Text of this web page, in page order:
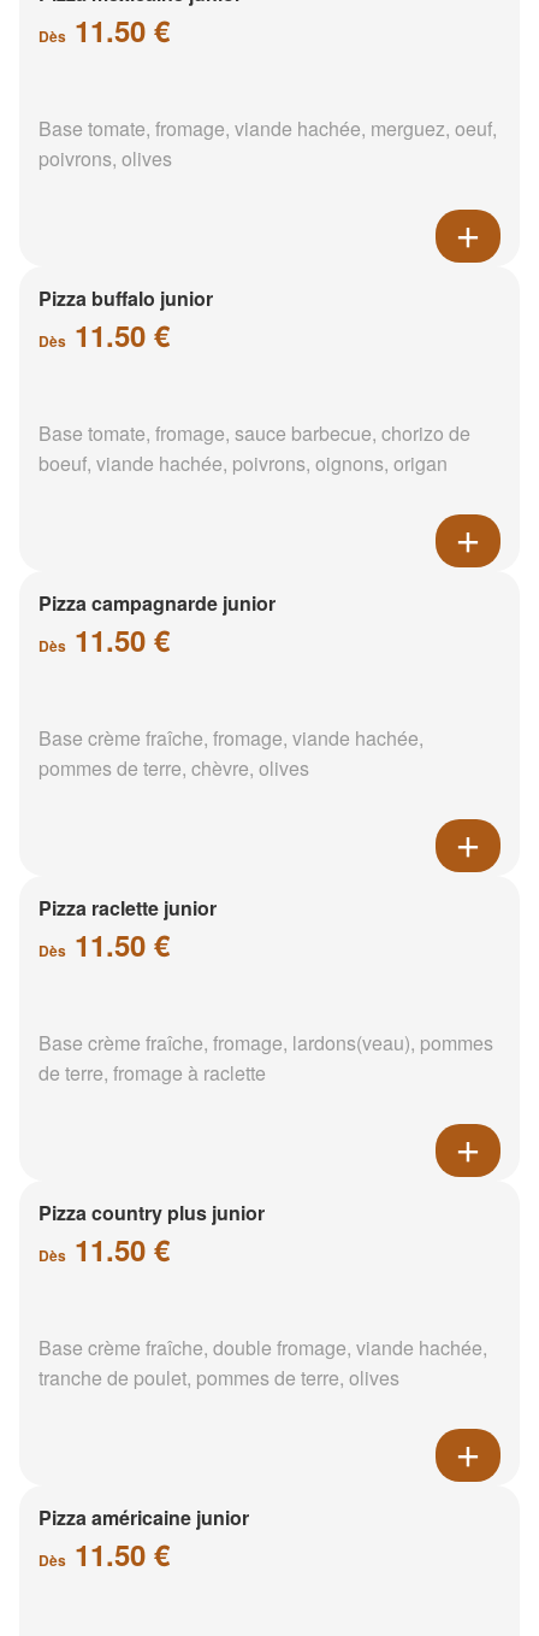
Dès 11.50 €
Base tomate, fromage, viande hachée, merguez, oeuf,
poivrons, olives
Pizza buffalo junior
Dès 11.50 €
Base tomate, fromage, sauce barbecue, chorizo de
boeuf, viande hachée, poivrons, oignons, origan
Pizza campagnarde junior
Dès 11.50 €
Base crème fraîche, fromage, viande hachée,
pommes de terre, chèvre, olives
Pizza raclette junior
Dès 11.50 €
Base crème fraîche, fromage, lardons(veau), pommes
de terre, fromage à raclette
Pizza country plus junior
Dès 11.50 €
Base crème fraîche, double fromage, viande hachée,
tranche de poulet, pommes de terre, olives
Pizza américaine junior
Dès 11.50 €